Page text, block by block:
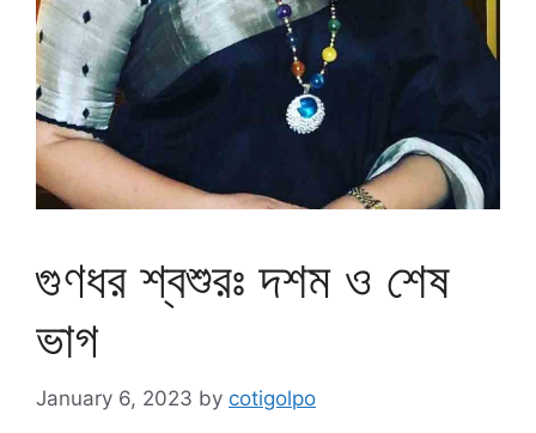
গুণধর শ্বশুরঃ দশম ও শেষ
ভাগ
January 6, 2023 by cotigolpo